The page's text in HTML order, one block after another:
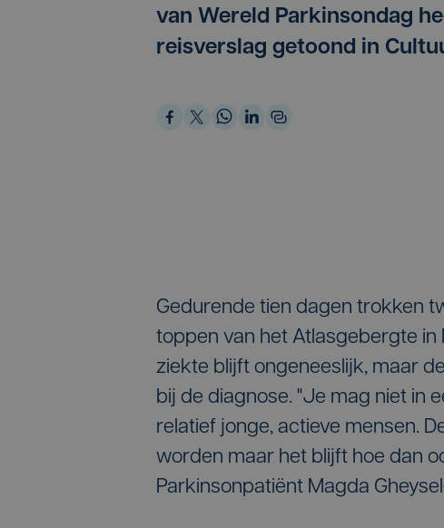
van Wereld Parkinsondag
reisverslag getoond in
Gedurende tien dagen trokken
toppen van het Atlasgebergte
ziekte blijft ongeneeslijk, maar
bij de diagnose. "Je mag niet in
relatief jonge, actieve mensen.
worden maar het blijft hoe dan
Parkinsonpatiënt Magda